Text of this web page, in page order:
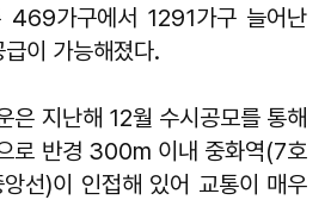
469가구에서 1291가구 늘어난
이 가능해졌다.
은 지난해 12월 수시공모를 통해
로 반경 300m 이내 중화역(7호
선)이 인접해 있어 교통이 매우